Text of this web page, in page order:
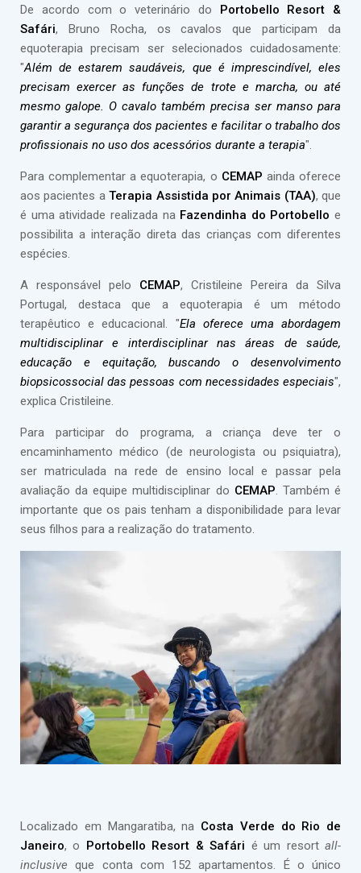
De acordo com o veterinário do Portobello Resort &
Safári, Bruno Rocha, os cavalos que participam da
equoterapia precisam ser selecionados cuidadosamente:
"Além de estarem saudáveis, que é imprescindível, eles
precisam exercer as funções de trote e marcha, ou até
mesmo galope. O cavalo também precisa ser manso para
garantir a segurança dos pacientes e facilitar o trabalho dos
profissionais no uso dos acessórios durante a terapia".
Para complementar a equoterapia, o CEMAP ainda oferece
aos pacientes aTerapia Assistida por Animais (TAA), que
é uma atividade realizada na Fazendinha do Portobello e
possibilita a interação direta das crianças com diferentes
espécies.
A responsável pelo CEMAP, Cristileine Pereira da Silva
Portugal, destaca que a equoterapia é um método
terapêutico e educacional. "Ela oferece uma abordagem
multidisciplinar e interdisciplinar nas áreas de saúde,
educação e equitação, buscando o desenvolvimento
biopsicossocial das pessoas com necessidades especiais",
explica Cristileine.
Para participar do programa, a criança deve ter o
encaminhamento médico (de neurologista ou psiquiatra),
ser matriculada na rede de ensino local e passar pela
avaliação da equipe multidisciplinar do CEMAP. Também é
importante que os pais tenham a disponibilidade para levar
seus filhos para a realização do tratamento.
Localizado em Mangaratiba, na Costa Verde do Rio de
Janeiro, o Portobello Resort & Safári é um resortall-
inclusive que conta com 152 apartamentos. É o único